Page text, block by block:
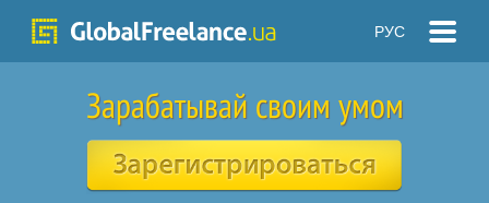
РУС
Зарабатывай своим умом